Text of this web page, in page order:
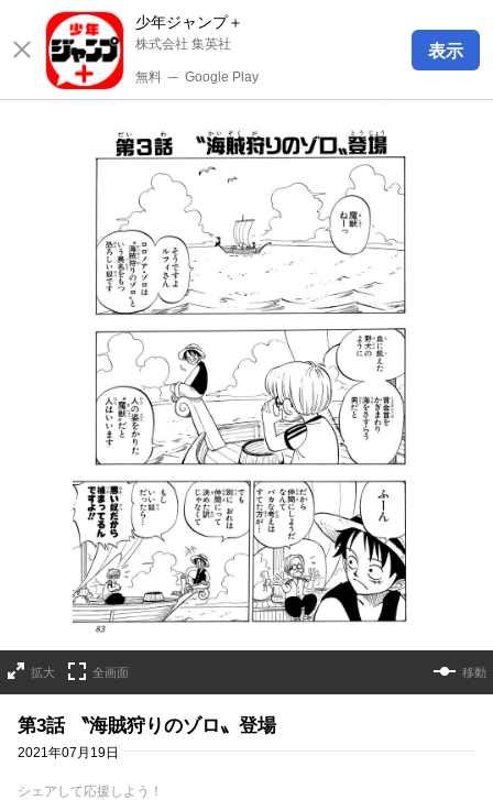
少年ジャンプ＋
株式会社 集英社
無料 ─ Google Play
表示
拡大 全画面 移動
第3話 〝海賊狩りのゾロ〟登場
2021年07月19日
シェアして応援しよう！